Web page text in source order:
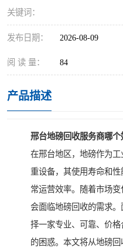
关键词：
发布日期： 2026-08-09
阅 读 量： 84
产品描述
邢台地磅回收服务商哪个
在邢台地区，地磅作为
重设备，其使用寿命和
常运营效率。随着市场
会面临地磅回收的需求
择一家专业、可靠、价
的困惑。本文将从地磅